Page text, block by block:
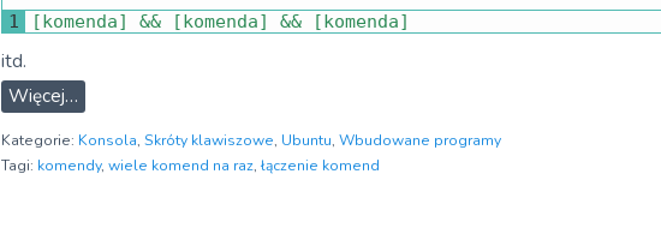
1 [komenda] && [komenda] && [komenda]
itd.
Więcej…
Kategorie: Konsola, Skróty klawiszowe, Ubuntu, Wbudowane programy
Tagi: komendy, wiele komend na raz, łączenie komend